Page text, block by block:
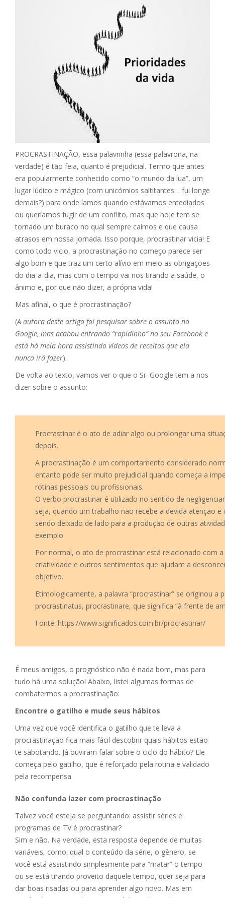
PROCRASTINAÇÃO, essa palavrinha (essa palavrona, na
verdade) é tão feia, quanto é prejudicial. Termo que antes
era popularmente conhecido como “o mundo da lua”, um
lugar lúdico e mágico (com unicórnios saltitantes… fui longe
demais?) para onde íamos quando estávamos entediados
ou queríamos fugir de um conflito, mas que hoje tem se
tornado um buraco no qual sempre caímos e que causa
atrasos em nossa jornada. Isso porque, procrastinar vicia! E
como todo vicio, a procrastinação no começo parece ser
algo bom e que traz um certo alívio em meio as obrigações
do dia-a-dia, mas com o tempo vai nos tirando a saúde, o
ânimo e, por que não dizer, a própria vida!
Mas afinal, o que é procrastinação?
(A autora deste artigo foi pesquisar sobre o assunto no
Google, mas acabou entrando “rapidinho” no seu Facebook e
está há meia hora assistindo vídeos de receitas que ela
nunca irá fazer).
De volta ao texto, vamos ver o que o Sr. Google tem a nos
dizer sobre o assunto:
Procrastinar é o ato de adiar algo ou prolongar uma
depois.
A procrastinação é um comportamento considerado
entanto pode ser muito prejudicial quando começa a
rotinas pessoais ou profissionais.
O verbo procrastinar é utilizado no sentido de
seja, quando um trabalho não recebe a devida atenção e
sendo deixado de lado para a produção de outras
exemplo.
Por normal, o ato de procrastinar está relacionado com
criatividade e outros sentimentos que ajudam a
objetivo.
Etimologicamente, a palavra “procrastinar” se originou a
procrastinatus, procrastinare, que significa “à frente de
Fonte: https://www.significados.com.br/procrastinar/
É meus amigos, o prognóstico não é nada bom, mas para
tudo há uma solução! Abaixo, listei algumas formas de
combatermos a procrastinação:
Encontre o gatilho e mude seus hábitos
Uma vez que você identifica o gatilho que te leva a
procrastinação fica mais fácil descobrir quais hábitos estão
te sabotando. Já ouviram falar sobre o ciclo do hábito? Ele
começa pelo gatilho, que é reforçado pela rotina e validado
pela recompensa.
Não confunda lazer com procrastinação
Talvez você esteja se perguntando: assistir séries e
programas de TV é procrastinar?
Sim e não. Na verdade, esta resposta depende de muitas
variáveis, como: qual o conteúdo da série, o gênero, se
você está assistindo simplesmente para “matar” o tempo
ou se está tirando proveito daquele tempo, quer seja para
dar boas risadas ou para aprender algo novo. Mas em